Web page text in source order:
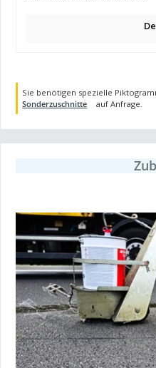
Sie benötigen spezielle
Sonderzuschnitte
auf Anfrage.